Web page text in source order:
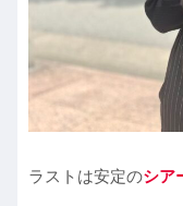
ラストは安定のシア